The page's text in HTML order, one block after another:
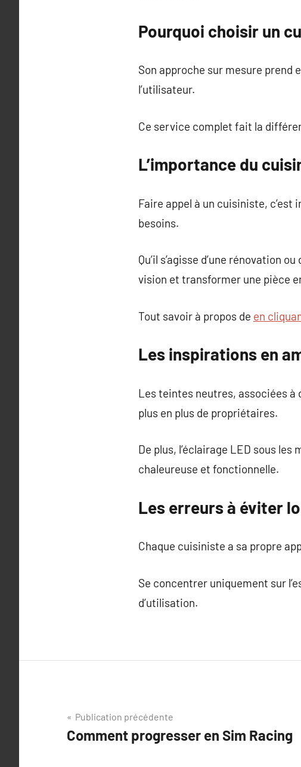
Pourquoi choisir un
Son approche sur mesure prend
l’utilisateur.
Ce service complet fait la
L’importance du
Faire appel à un cuisiniste,
besoins.
Qu’il s’agisse d’une rénovation
vision et transformer une pièce
Tout savoir à propos de en
Les inspirations en
Les teintes neutres, associées à
plus en plus de propriétaires.
De plus, l’éclairage LED sous
chaleureuse et fonctionnelle.
Les erreurs à éviter
Chaque cuisiniste a sa propre
Se concentrer uniquement sur
d’utilisation.
Navigation
de
Publication précédente
Comment progresser en Sim Racing